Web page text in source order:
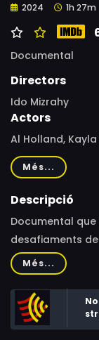
2024 1h 27m
Documental
Directors
Ido Mizrahy
Actors
Al Holland,
Coleman
Més...
Descripció
Documental
desafiaments
astronautes
una visió
psicòlegs de la
equips, en la
per a l’aïllament
Més...